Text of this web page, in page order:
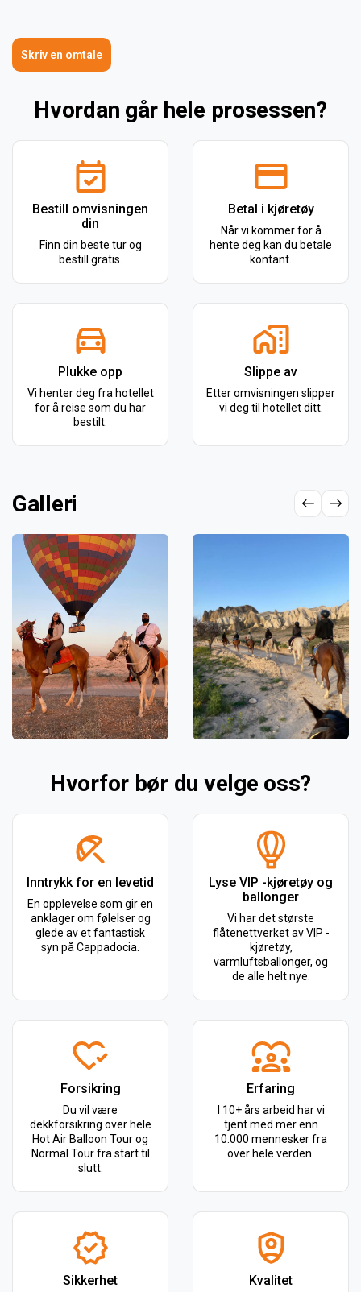
Skriv en omtale
Hvordan går hele prosessen?
Bestill omvisningen
din
Finn din beste tur og
bestill gratis.
Betal i kjøretøy
Når vi kommer for å
hente deg kan du betale
kontant.
Plukke opp
Vi henter deg fra hotellet
for å reise som du har
bestilt.
Slippe av
Etter omvisningen slipper
vi deg til hotellet ditt.
Galleri
Hvorfor bør du velge oss?
Inntrykk for en levetid
En opplevelse som gir en
anklager om følelser og
glede av et fantastisk
syn på Cappadocia.
Lyse VIP -kjøretøy og
ballonger
Vi har det største
flåtenettverket av VIP -
kjøretøy,
varmluftsballonger, og
de alle helt nye.
Forsikring
Du vil være
dekkforsikring over hele
Hot Air Balloon Tour og
Normal Tour fra start til
slutt.
Erfaring
I 10+ års arbeid har vi
tjent med mer enn
10.000 mennesker fra
over hele verden.
Sikkerhet Kvalitet